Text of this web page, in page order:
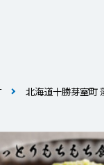
北海道十勝芽室町